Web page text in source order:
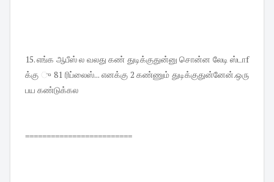
15. எங்க ஆபீஸ் ல வலது கண் துடிக்குதுன்னு சொன்ன லேடி ஸ்டாf
க்கு ு 81 ரிப்லைஸ்... எனக்கு 2 கண்ணும் துடிக்குதுன்னேன்.ஒரு
பய கண்டுக்கல
=========================